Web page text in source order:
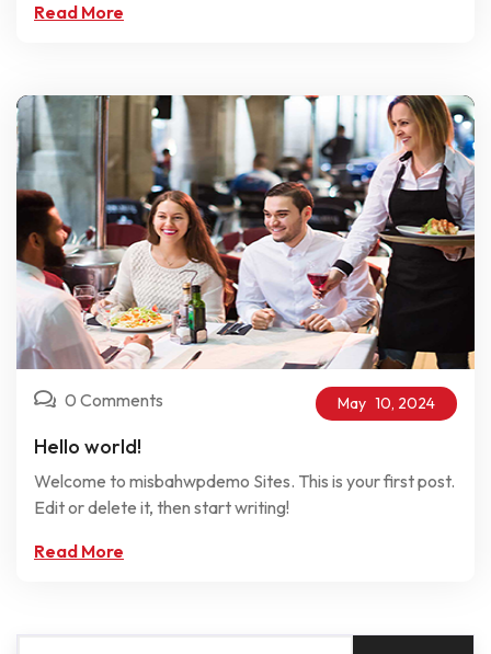
Read More
0 Comments May 10, 2024
Hello world!
Welcome to misbahwpdemo Sites. This is your first post.
Edit or delete it, then start writing!
Read More